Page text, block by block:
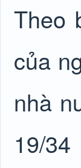
Theo
của
nhà
19/